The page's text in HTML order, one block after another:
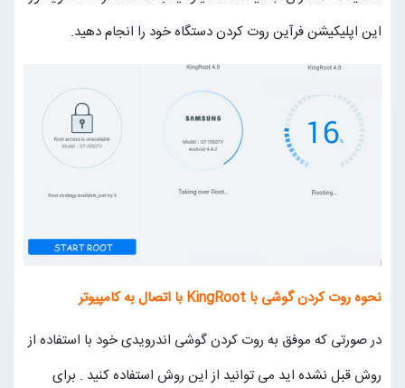
این اپلیکیشن فرآین روت کردن دستگاه خود را انجام دهید.
نحوه روت کردن گوشی با KingRoot با اتصال به کامپیوتر
در صورتی که موفق به روت کردن گوشی اندرویدی خود با استفاده از
روش قبل نشده اید می توانید از این روش استفاده کنید . برای